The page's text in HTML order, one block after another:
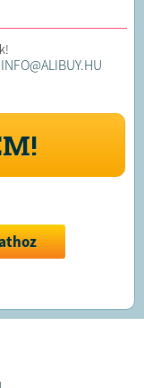
INFO@ALIBUY.HU